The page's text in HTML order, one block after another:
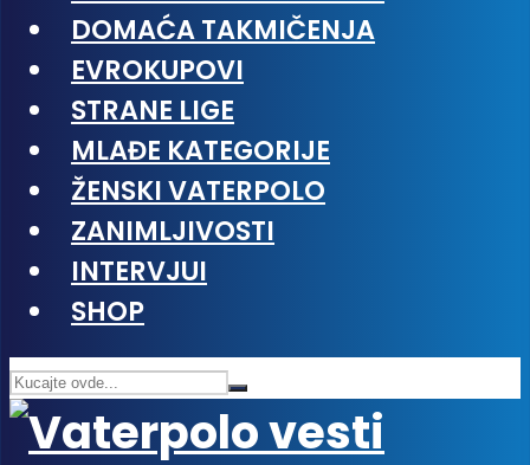
DOMAĆA TAKMIČENJA
EVROKUPOVI
STRANE LIGE
MLAĐE KATEGORIJE
ŽENSKI VATERPOLO
ZANIMLJIVOSTI
INTERVJUI
SHOP